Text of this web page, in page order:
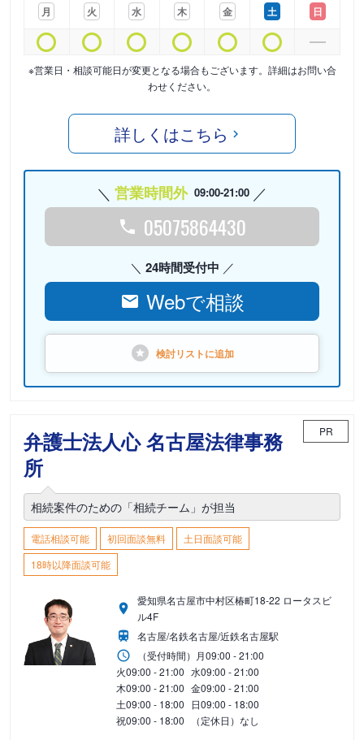
月
火
水
木
金
土
日
※営業日・相談可能日が変更となる場合もございます。詳細はお問い合
わせください。
詳しくはこちら
営業時間外 09:00-21:00
05075864430
24時間受付中
Webで相談
検討リストに追加
弁護士法人心 名古屋法律事務
所
PR
相続案件のための「相続チーム」が担当
電話相談可能 初回面談無料
土日面談可能
18時以降面談可能
愛知県名古屋市中村区椿町18-22 ロータスビ
ル4F
名古屋/名鉄名古屋/近鉄名古屋駅
（受付時間） 月09:00 - 21:00
火09:00 - 21:00 水09:00 - 21:00
木09:00 - 21:00 金09:00 - 21:00
土09:00 - 18:00 日09:00 - 18:00
祝09:00 - 18:00 （定休日）なし